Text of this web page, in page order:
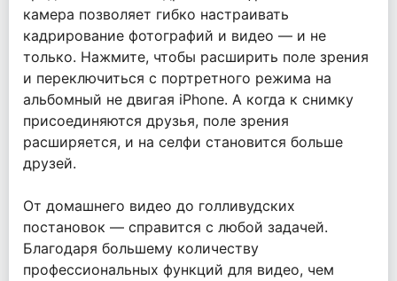
камера позволяет гибко настраивать
кадрирование фотографий и видео — и не
только. Нажмите, чтобы расширить поле зрения
и переключиться с портретного режима на
альбомный не двигая iPhone. А когда к снимку
присоединяются друзья, поле зрения
расширяется, и на селфи становится больше
друзей.
От домашнего видео до голливудских
постановок — справится с любой задачей.
Благодаря большему количеству
профессиональных функций для видео, чем